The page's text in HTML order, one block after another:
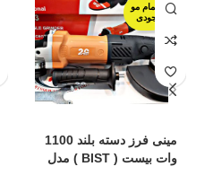
اتمام مو
جودی
مینی فرز دسته بلند 1100
وات بیست ( BIST ) مدل